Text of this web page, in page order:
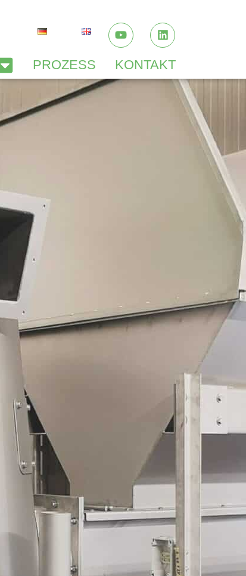
PROZESS KONTAKT
SIE UNS JETZT.